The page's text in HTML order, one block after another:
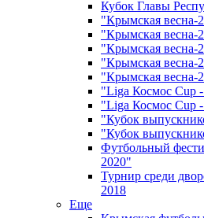
Кубок Главы
"Крымская весна-
"Крымская весна-
"Крымская весна-
"Крымская весна-
"Крымская весна-
"Liga Космос Cup
"Liga Космос Cup
"Кубок
"Кубок
Футбольный
2020"
Турнир среди
2018
Еще